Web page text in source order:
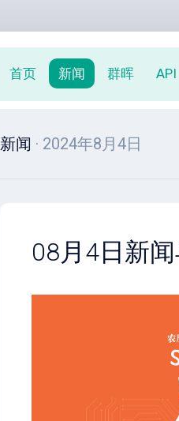
首页 新闻 群晖 API
新闻 · 2024年8月4日
08月4日新